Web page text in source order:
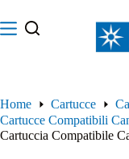
al
contenuto
Home Cartucce
Cartucce Compatibili
Cartuccia Compatibile